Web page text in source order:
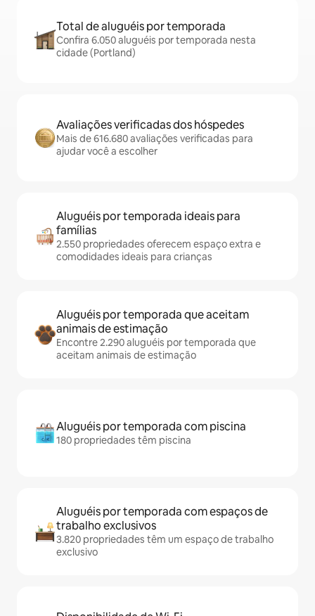
Total de aluguéis por temporada
Confira 6.050 aluguéis por temporada nesta
cidade (Portland)
Avaliações verificadas dos hóspedes
Mais de 616.680 avaliações verificadas para
ajudar você a escolher
Aluguéis por temporada ideais para
famílias
2.550 propriedades oferecem espaço extra e
comodidades ideais para crianças
Aluguéis por temporada que aceitam
animais de estimação
Encontre 2.290 aluguéis por temporada que
aceitam animais de estimação
Aluguéis por temporada com piscina
180 propriedades têm piscina
Aluguéis por temporada com espaços de
trabalho exclusivos
3.820 propriedades têm um espaço de trabalho
exclusivo